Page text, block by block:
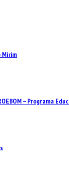
Mirim
– Programa